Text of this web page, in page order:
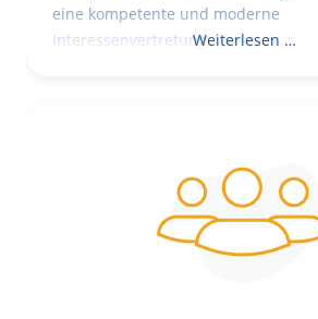
eine kompetente und moderne
Interessenvertretung,Weiterlesen …